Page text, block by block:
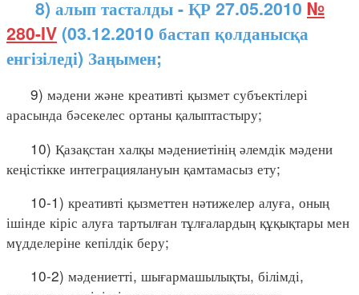
8) алып тасталды - ҚР 27.05.2010 №
280-IV (03.12.2010 бастап қолданысқа
енгізіледі) Заңымен;
9) мәдени және креативті қызмет субъектілері
арасында бәсекелес ортаны қалыптастыру;
10) Қазақстан халқы мәдениетінің әлемдік мәдени
кеңістікке интеграциялануын қамтамасыз ету;
10-1) креативті қызметтен нәтижелер алуға, оның
ішінде кіріс алуға тартылған тұлғалардың құқықтары мен
мүдделеріне кепілдік беру;
10-2) мәдениетті, шығармашылықты, білімді,